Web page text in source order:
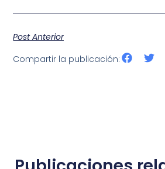
Post Anterior
Compartir la publicación: